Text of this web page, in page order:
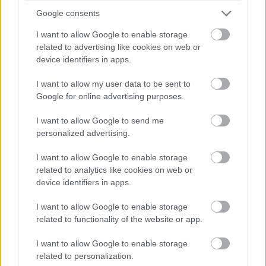
Google consents
I want to allow Google to enable storage
related to advertising like cookies on web or
device identifiers in apps.
I want to allow my user data to be sent to
Google for online advertising purposes.
I want to allow Google to send me
personalized advertising.
I want to allow Google to enable storage
related to analytics like cookies on web or
device identifiers in apps.
I want to allow Google to enable storage
related to functionality of the website or app.
I want to allow Google to enable storage
related to personalization.
Lindbladon. Verstappen viszont egyelőre messze a hetedik
helyen haladó Gaslytól.
Russell viszont fokozatosan közelít Piastrira, már csak fél
A visszajátszásból látszik, hogy Antonelli borzalmasan
visszafulladt a startnál és kiforogtak a kerekei, de a győzelmi
esélyeit legalább ennyire rontja, hogy körök óta nem boldogul
Verstappen vetődött be a hajtűben Lindblad mellé, feljött
nyolcadiknak a holland.